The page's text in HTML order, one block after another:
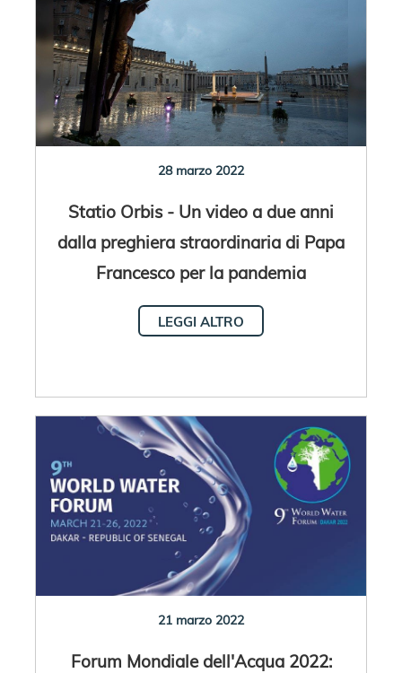
28 marzo 2022
Statio Orbis - Un video a due anni
dalla preghiera straordinaria di Papa
Francesco per la pandemia
LEGGI ALTRO
21 marzo 2022
Forum Mondiale dell'Acqua 2022: